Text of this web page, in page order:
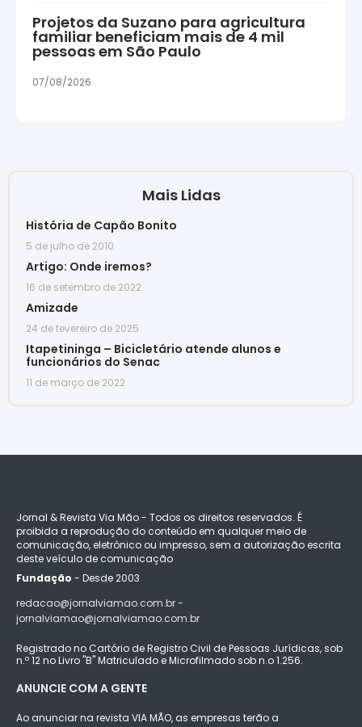
Projetos da Suzano para agricultura
familiar beneficiam mais de 4 mil
pessoas em São Paulo
07/08/2026
Mais Lidas
História de Capão Bonito
5 de julho de 2010
Artigo: Onde iremos?
16 de setembro de 2022
Amizade
24 de fevereiro de 2025
Itapetininga – Bicicletário atende alunos e
funcionários do Senac
11 de março de 2022
Jornal & Revista Via Mão - Todos os direitos reservados. É
proibida a reprodução do conteúdo em qualquer meio de
comunicação, eletrônico ou impresso, sem a autorização escrita
deste veículo de comunicação
Fundação - Desde 2003
redacao@jornalviamao.com.br -
jornalviamao@jornalviamao.com.br
Registrado no Cartório de Registro Civil de Pessoas Jurídicas, sob
n.º 12 no Livro "B" Matriculado e Microfilmado sob n.o 1.256.
ANUNCIE COM A GENTE
Ao anunciar na revista VIA MÃO, as empresas terão a